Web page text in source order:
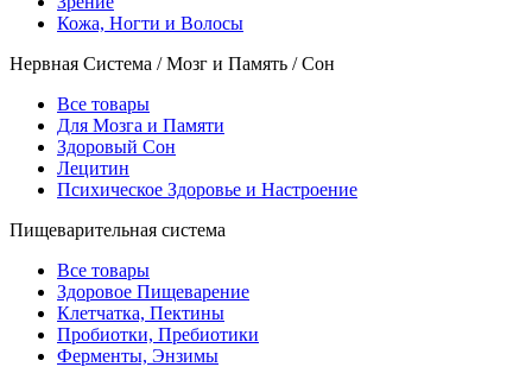
Кожа, Ногти и Волосы
Нервная Система / Мозг и Память / Сон
Все товары
Для Мозга и Памяти
Здоровый Сон
Лецитин
Психическое Здоровье и Настроение
Пищеварительная система
Все товары
Здоровое Пищеварение
Клетчатка, Пектины
Пробиотки, Пребиотики
Ферменты, Энзимы